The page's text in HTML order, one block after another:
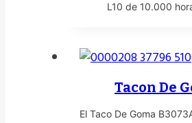
L10 de 10.000
Tacon De
El Taco De Goma